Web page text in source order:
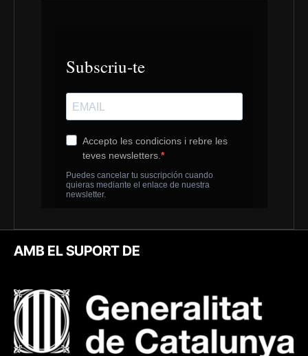
AMB EL SUPORT DE